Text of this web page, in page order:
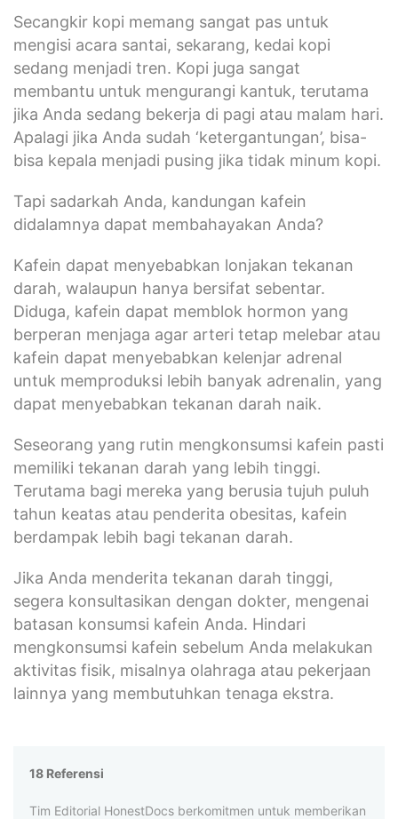
Secangkir kopi memang sangat pas untuk
mengisi acara santai, sekarang, kedai kopi
sedang menjadi tren. Kopi juga sangat
membantu untuk mengurangi kantuk, terutama
jika Anda sedang bekerja di pagi atau malam hari.
Apalagi jika Anda sudah ‘ketergantungan’, bisa-
bisa kepala menjadi pusing jika tidak minum kopi.
Tapi sadarkah Anda, kandungan kafein
didalamnya dapat membahayakan Anda?
Kafein dapat menyebabkan lonjakan tekanan
darah, walaupun hanya bersifat sebentar.
Diduga, kafein dapat memblok hormon yang
berperan menjaga agar arteri tetap melebar atau
kafein dapat menyebabkan kelenjar adrenal
untuk memproduksi lebih banyak adrenalin, yang
dapat menyebabkan tekanan darah naik.
Seseorang yang rutin mengkonsumsi kafein pasti
memiliki tekanan darah yang lebih tinggi.
Terutama bagi mereka yang berusia tujuh puluh
tahun keatas atau penderita obesitas, kafein
berdampak lebih bagi tekanan darah.
Jika Anda menderita tekanan darah tinggi,
segera konsultasikan dengan dokter, mengenai
batasan konsumsi kafein Anda. Hindari
mengkonsumsi kafein sebelum Anda melakukan
aktivitas fisik, misalnya olahraga atau pekerjaan
lainnya yang membutuhkan tenaga ekstra.
18 Referensi
Tim Editorial HonestDocs berkomitmen untuk memberikan